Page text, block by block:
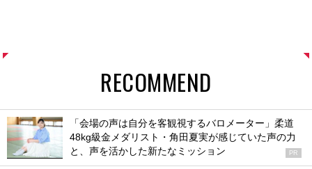
RECOMMEND
「会場の声は自分を客観視するバロメーター」柔道
48kg級金メダリスト・角田夏実が感じていた声の力
と、声を活かした新たなミッション
PR